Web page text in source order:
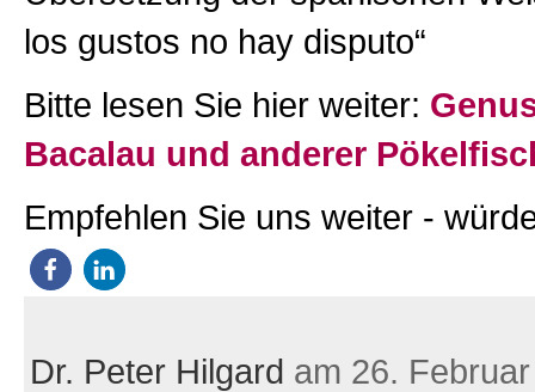
los gustos no hay disputo“
Bitte lesen Sie hier weiter:
Bacalau und anderer
Empfehlen Sie uns weiter -
Dr. Peter Hilgard am 26.